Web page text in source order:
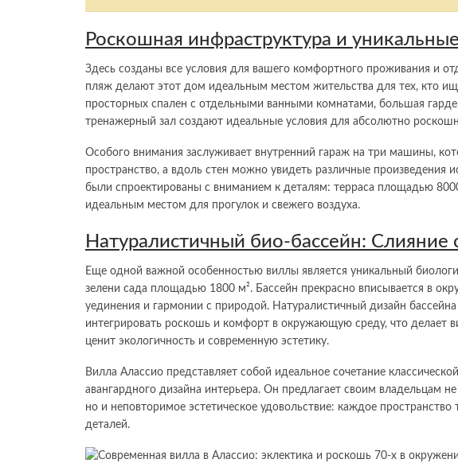
Роскошная инфраструктура и
Здесь созданы все условия для вашего комфортного проживания и
пляж делают этот дом идеальным местом жительства для тех, кто
просторных спален с отдельными ванными комнатами, большая
тренажерный зал создают идеальные условия для абсолютно
Особого внимания заслуживает внутренний гараж на три машины,
пространство, а вдоль стен можно увидеть различные произведения
были спроектированы с вниманием к деталям: терраса площадью
идеальным местом для прогулок и свежего воздуха.
Натуралистичный био-бассейн: Слияние
Еще одной важной особенностью виллы является уникальный
зелени сада площадью 1800 м². Бассейн прекрасно вписывается в
уединения и гармонии с природой. Натуралистичный дизайн
интегрировать роскошь и комфорт в окружающую среду, что делает
ценит экологичность и современную эстетику.
Вилла Алассио представляет собой идеальное сочетание
авангардного дизайна интерьера. Он предлагает своим владельцам
но и неповторимое эстетическое удовольствие: каждое
деталей.